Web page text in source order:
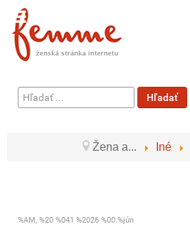
Hľadať
...
Hľadať
Žena a... Iné
%AM, %20 %041 %2026 %00:%jún